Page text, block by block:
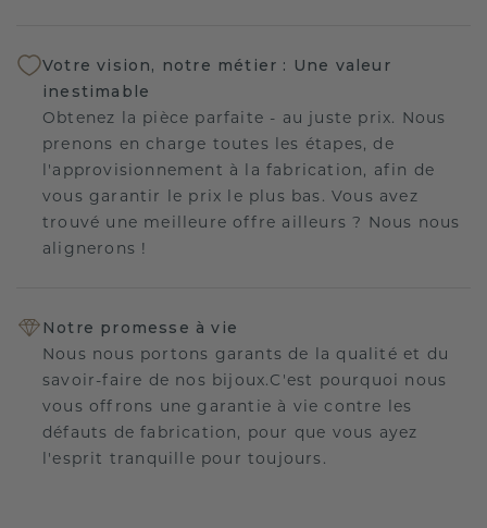
Votre vision, notre métier : Une valeur
inestimable
Obtenez la pièce parfaite - au juste prix. Nous
prenons en charge toutes les étapes, de
l'approvisionnement à la fabrication, afin de
vous garantir le prix le plus bas. Vous avez
trouvé une meilleure offre ailleurs ? Nous nous
alignerons !
Notre promesse à vie
Nous nous portons garants de la qualité et du
savoir-faire de nos bijoux.C'est pourquoi nous
vous offrons une garantie à vie contre les
défauts de fabrication, pour que vous ayez
l'esprit tranquille pour toujours.